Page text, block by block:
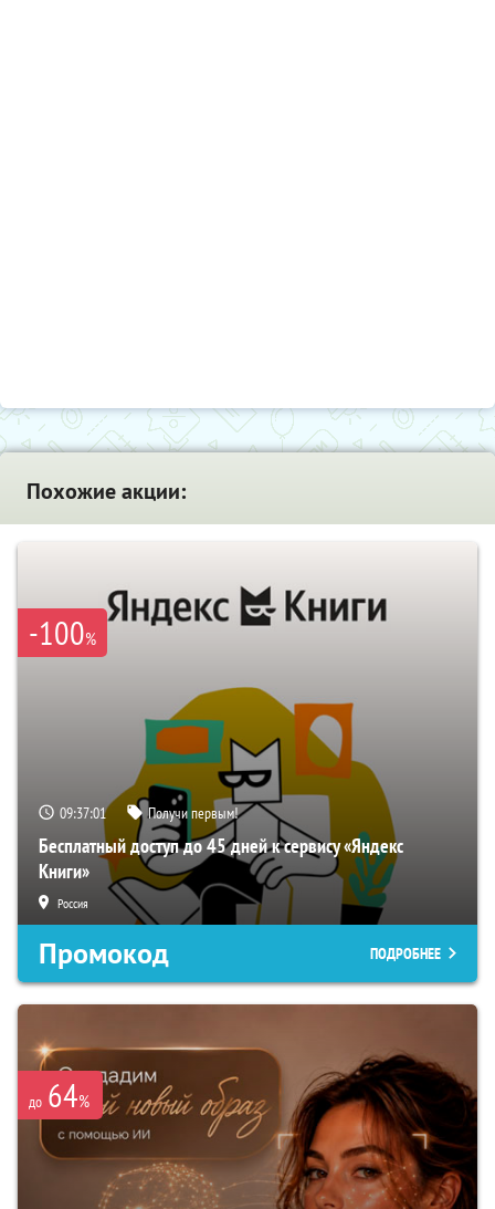
Похожие акции:
-100%
09:37:00 Получи первым!
Бесплатный доступ до 45 дней к сервису «Яндекс
Книги»
Россия
Промокод ПОДРОБНЕЕ
до 64%